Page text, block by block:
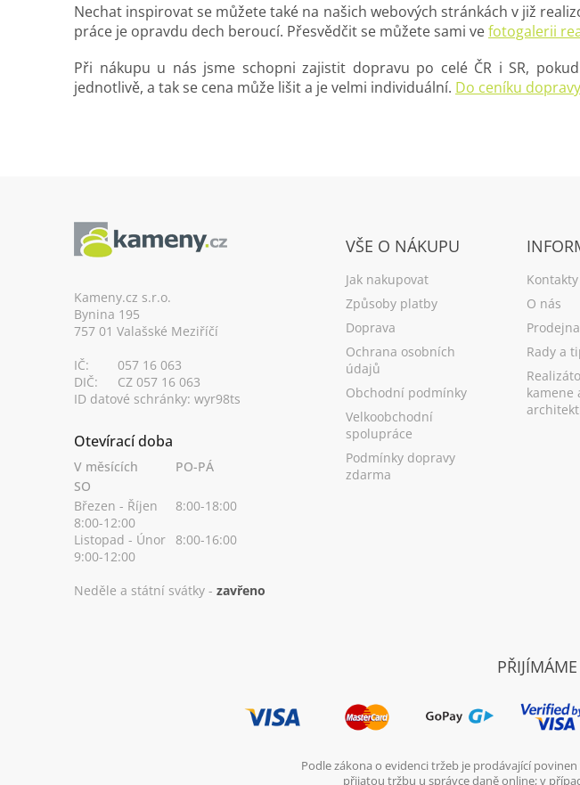
Nechat inspirovat se můžete také na našich webových stránkách v již
práce je opravdu dech beroucí. Přesvědčit se můžete sami vefotogalerii
Při nákupu u nás jsme schopni zajistit dopravu po celé ČR i SR,
jednotlivě, a tak se cena může lišit a je velmi individuální. Do ceníku
Kameny.cz s.r.o.
Bynina 195
757 01 Valašské Meziříčí
IČ:
057 16 063
DIČ:
CZ 057 16 063
ID datové schránky: wyr98ts
Otevírací doba
V měsících
PO-PÁ
SO
Březen - Říjen
8:00-18:00
8:00-12:00
Listopad - Únor 8:00-16:00
9:00-12:00
Neděle a státní svátky - zavřeno
VŠE O NÁKUPU
Jak nakupovat
Způsoby platby
Doprava
Ochrana osobních
údajů
Obchodní podmínky
Velkoobchodní
spolupráce
Podmínky dopravy
zdarma
Kontakty
O nás
Prodejna
Rady a
kamene
Podle zákona o evidenci tržeb je prodávající
přijatou tržbu u správce daně online; v